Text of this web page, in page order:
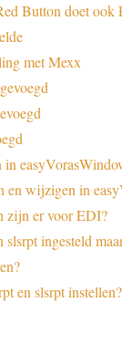
Button doet ook
met Mexx
in
en wijzigen in
zijn er voor EDI?
ingesteld
en slsrpt instellen?